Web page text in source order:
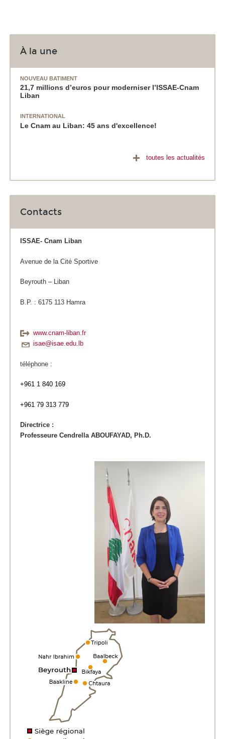
À la une
NOUVEAU BATIMENT
21,7 millions d’euros pour moderniser l’ISSAE-Cnam
Liban
INTERNATIONAL
Le Cnam au Liban: 45 ans d'excellence!
toutes les actualités
Contacts
ISSAE- Cnam Liban
Avenue de la Cité Sportive
Beyrouth – Liban
B.P. : 6175 113 Hamra
www.cnam-liban.fr
isae@isae.edu.lb
téléphone :
+961 1 840 169
+961 79 313 779
Directrice :
Professeure Cendrella ABOUFAYAD, Ph.D.